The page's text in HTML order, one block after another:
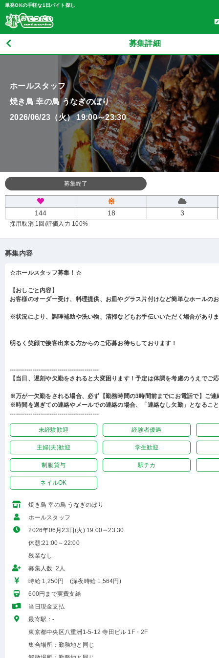
単発OKの手軽な1日バイト探し
募集詳細
ホールスタッフ
焼き鳥 幸の鳥 うなぎのぼり
2026/06/23（火） 19:00～23:30
募集終了
144 18 3
採用取消 1回 /評価入力 100%
募集内容
☆ホールスタッフ募集！☆
【おしごと内容】
お客様のオーダー受け、料理提供、お皿やグラス片付けなど簡単なホールの
※状況により、調理補助や洗い物、清掃などもお手伝いいただく場合があり
明るく笑顔で接客出来る方からのご応募お待ちしております！
-------------------------------------------
【当日、遅刻や欠勤をされると大変困ります！予定は体調を考慮のうえでご
※万が一欠勤をされる場合、必ず【勤務時間の3時間前までにお電話で】ご連
※時間を過ぎての連絡やメールでの連絡の場合、「連絡なし欠勤」となるこ
-------------------------------------------
未経験歓迎 経験者優遇
主婦(夫)歓迎 学生歓迎
制服貸与 駅チカ
ネイルOK
焼き鳥 幸の鳥 うなぎのぼり
ホールスタッフ
2026年06月23日(火) 19:00～23:30
休憩:21:00～22:00
残業なし
募集人数 2人
時給 1,250円 (深夜時給 1,564円)
600円まで実費支給
当日現金支払
最寄駅：-
東京都中央区八重洲1-5-12 寺田ビル 1F・2F
集合場所：勤務地と同じ